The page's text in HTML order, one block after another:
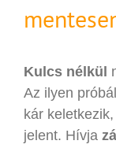
Kulcs nélkül
Az ilyen
kár
jelent. Hívja